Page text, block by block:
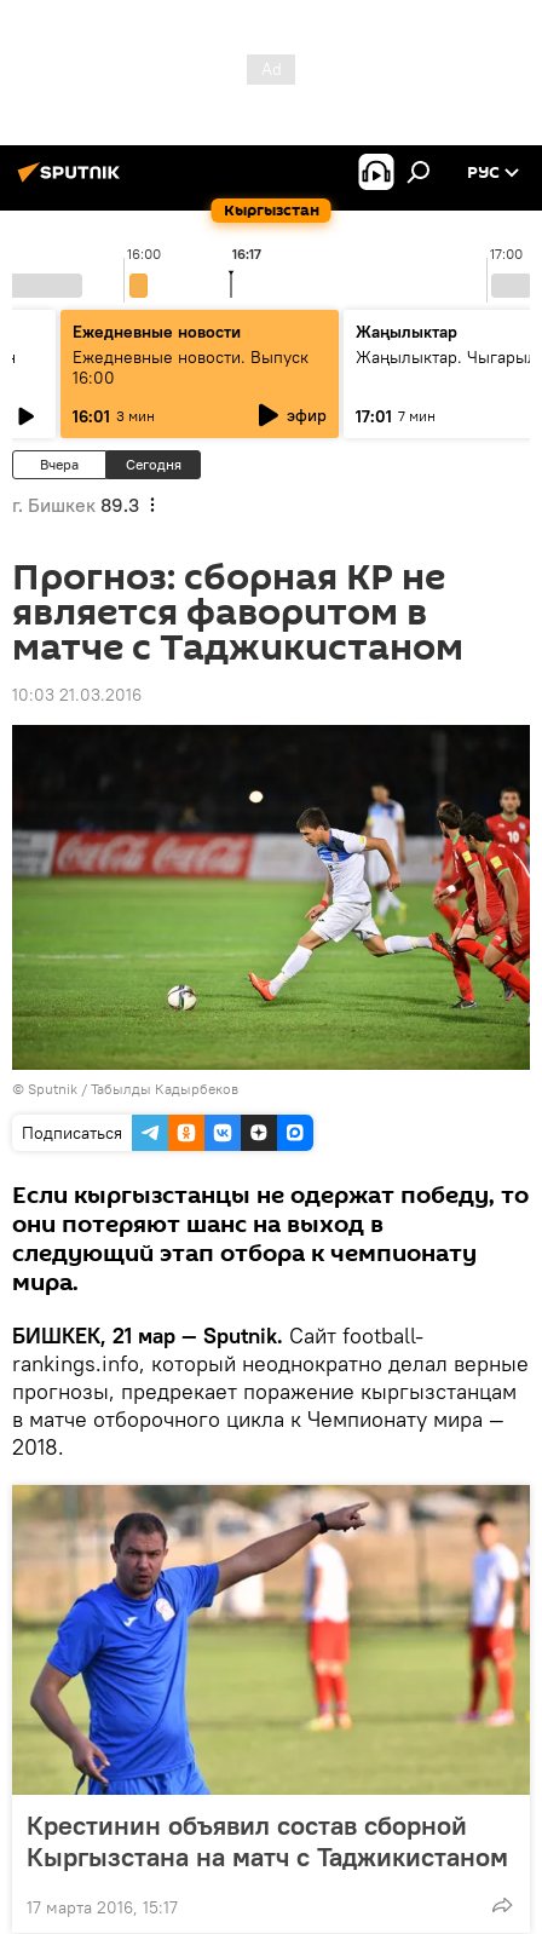
Кыргызстан
РУС
16:00 17:00
16:17
Ежедневные новости
Ежедневные новости. Выпуск
16:00
16:01 3 мин эфир
Жаңылыктар
Жаңылыктар.
17:01 7 мин
Вчера Сегодня
г. Бишкек 89.3
Прогноз: сборная КР не
является фаворитом в
матче с Таджикистаном
10:03 21.03.2016
© Sputnik / Табылды Кадырбеков
Подписаться
Если кыргызстанцы не одержат победу, то
они потеряют шанс на выход в
следующий этап отбора к чемпионату
мира.
БИШКЕК, 21 мар — Sputnik. Сайт football-
rankings.info, который неоднократно делал верные
прогнозы, предрекает поражение кыргызстанцам
в матче отборочного цикла к Чемпионату мира —
2018.
Крестинин объявил состав сборной
Кыргызстана на матч с Таджикистаном
17 марта 2016, 15:17